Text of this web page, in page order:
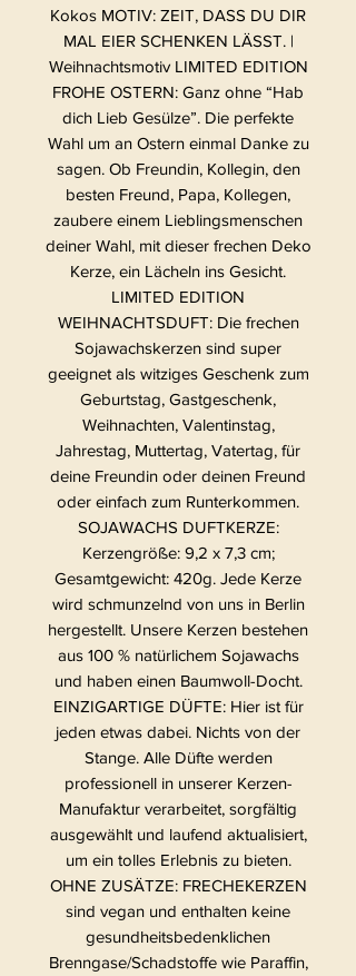
Kokos MOTIV: ZEIT, DASS DU DIR
MAL EIER SCHENKEN LÄSST. |
Weihnachtsmotiv LIMITED EDITION
FROHE OSTERN: Ganz ohne “Hab
dich Lieb Gesülze”. Die perfekte
Wahl um an Ostern einmal Danke zu
sagen. Ob Freundin, Kollegin, den
besten Freund, Papa, Kollegen,
zaubere einem Lieblingsmenschen
deiner Wahl, mit dieser frechen Deko
Kerze, ein Lächeln ins Gesicht.
LIMITED EDITION
WEIHNACHTSDUFT: Die frechen
Sojawachskerzen sind super
geeignet als witziges Geschenk zum
Geburtstag, Gastgeschenk,
Weihnachten, Valentinstag,
Jahrestag, Muttertag, Vatertag, für
deine Freundin oder deinen Freund
oder einfach zum Runterkommen.
SOJAWACHS DUFTKERZE:
Kerzengröße: 9,2 x 7,3 cm;
Gesamtgewicht: 420g. Jede Kerze
wird schmunzelnd von uns in Berlin
hergestellt. Unsere Kerzen bestehen
aus 100 % natürlichem Sojawachs
und haben einen Baumwoll-Docht.
EINZIGARTIGE DÜFTE: Hier ist für
jeden etwas dabei. Nichts von der
Stange. Alle Düfte werden
professionell in unserer Kerzen-
Manufaktur verarbeitet, sorgfältig
ausgewählt und laufend aktualisiert,
um ein tolles Erlebnis zu bieten.
OHNE ZUSÄTZE: FRECHEKERZEN
sind vegan und enthalten keine
gesundheitsbedenklichen
Brenngase/Schadstoffe wie Paraffin,